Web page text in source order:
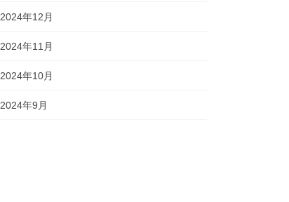
2024年12月
2024年11月
2024年10月
2024年9月